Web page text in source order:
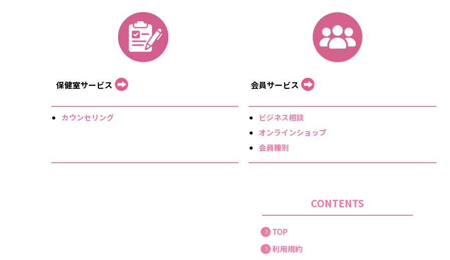
保健室サービス 会員サービス
カウンセリング
ビジネス相談
オンラインショップ
会員種別
CONTENTS
TOP
利用規約